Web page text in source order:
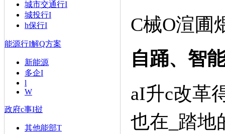
城市交通行I
城投行I
h保行I
能源行I解Q方案
新能源
多企I
l
W
政府c事I挝
其他能部T
C械O渲圃
自踊、智
aI升c改革
也在_踏地